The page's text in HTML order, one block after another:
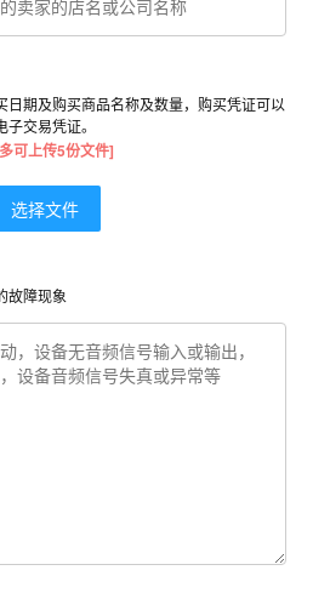
日期及购买商品名称及数量，购买凭证可以
交易凭证。
可上传5份文件]
选择文件
故障现象